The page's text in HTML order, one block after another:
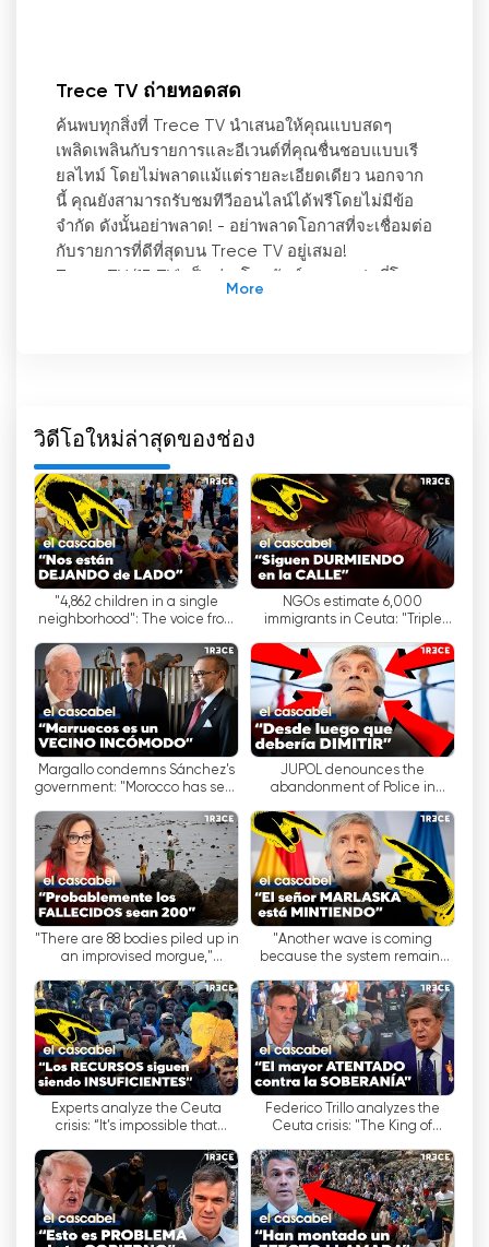
Trece TV ถ่ายทอดสด
ค้นพบทุกสิ่งที่ Trece TV นำเสนอให้คุณแบบสดๆ
เพลิดเพลินกับรายการและอีเวนต์ที่คุณชื่นชอบแบบเรี
ยลไทม์ โดยไม่พลาดแม้แต่รายละเอียดเดียว นอกจาก
นี้ คุณยังสามารถรับชมทีวีออนไลน์ได้ฟรีโดยไม่มีข้อ
จำกัด ดังนั้นอย่าพลาด! - อย่าพลาดโอกาสที่จะเชื่อมต่อ
กับรายการที่ดีที่สุดบน Trece TV อยู่เสมอ!
ช่องนี้มีเนื้อหาหลากหลาย ทั้งภาพยนตร์คลาสสิก ละคร
โทรทัศน์ รายการที่ผลิตเอง และรายการศาสนาจาก
KW TV, Popular TV และ CTV ทำให้ผู้ชมสามารถเข้า
ถึงตัวเลือกมากมายเพื่อเพลิดเพลินได้ตามสะดวก
หนึ่งในช่อง Trece TV -รายการที่โดดเด่นที่สุดของ
ช่องคือ "El Cascabel" ซึ่งดำเนินรายการโดยอันโต
นิโอ ฮิเมเนซ รายการนี้เสนอการวิเคราะห์เชิงลึกเกี่ยว
กับเหตุการณ์ปัจจุบัน โดยกล่าวถึงหัวข้อที่เกี่ยวข้องและ
อภิปรายมุมมองที่แตกต่างกัน ผู้ชมจะได้รับข้อมูลที่มี
คุณภาพและความคิดเห็นที่หลากหลาย ซึ่งช่วยให้พวก
เขาสามารถสร้างความคิดเห็นของตนเองเกี่ยวกับหัวข้อ
ที่กล่าวถึงได้
รายการ "Código Samboal" ซึ่งดำเนินรายการโดยอ
นา ซัมโบอัล รายการนี้เสนอทัศนะเชิงวิพากษ์และ
วิเคราะห์เหตุการณ์ปัจจุบัน ทำให้ผู้ชมได้รับมุมมองที่
แตกต่างออกไปเกี่ยวกับเหตุการณ์สำคัญต่างๆ
นอกจากนี้ Trece TV ยังมีรายการ "TRECE al día" ซึ่ง
นำเสนอสรุปข่าวสำคัญประจำวัน พื้นที่นี้ช่วยให้ผู้ชม
ติดตามเหตุการณ์สำคัญได้อย่างกระชับและชัดเจน
สิ่งสำคัญที่ควรทราบคือ แม้ว่า Trece TV จะมุ่งเน้นการ
ส่งเสริมคุณค่าและหลักความเชื่อของศาสนาคาทอลิก
แต่ก็ยังมีเนื้อหาหลากหลายที่ผู้คนที่มีความเชื่อและมุม
มองแตกต่างกันสามารถเพลิดเพลินได้ ความหลาก
หลายของรายการและวิธีการนำเสนอทำให้ผู้ชมมีตัว
เลือกมากมายและสามารถค้นหาเนื้อหาที่เหมาะสมกับ
ความสนใจและความชอบของตนเองได้
วิดีโอใหม่ล่าสุดของช่อง
"4,862 children in a single
neighborhood": The voice from
figures
NGOs estimate 6,000
immigrants in Ceuta: "Triple
El Cascabel
Margallo condemns Sánchez's
government: "Morocco has sent
JUPOL denounces the
abandonment of Police in
work" | El Cascabel
"There are 88 bodies piled up in
an improvised morgue,"
worker | El ...
"Another wave is coming
because the system remains
police analysts warn
Experts analyze the Ceuta
crisis: “It’s impossible that
going to hap...
Federico Trillo analyzes the
Ceuta crisis: "The King of
responsible"